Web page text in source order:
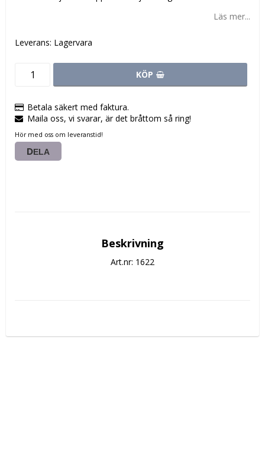
Läs mer...
Leverans: Lagervara
KÖP
Betala säkert med faktura.
Maila oss, vi svarar, är det bråttom så ring!
Hör med oss om leveranstid!
DELA
Beskrivning
Art.nr: 1622